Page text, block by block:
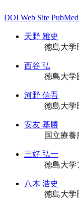
DOI Web Site PubMed
天野 雅史
徳島大学
西谷 弘
徳島大学
河野 信吾
徳島大学
安友 基勝
国立療
三好 弘一
徳島大学
八木 浩史
徳島大学